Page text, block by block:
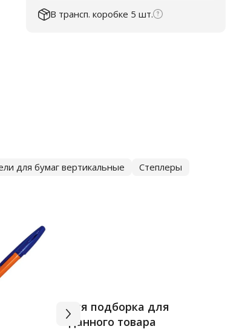
В трансп. коробке 5 шт.
для бумаг вертикальные
Степлеры
Вся подборка для
данного товара